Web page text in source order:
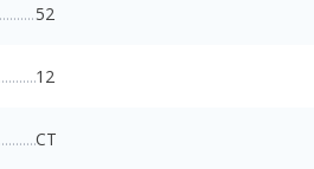
52
12
CT